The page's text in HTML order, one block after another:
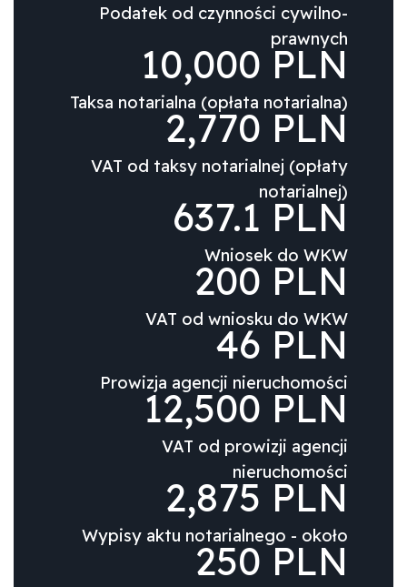
Podatek od czynności cywilno-
prawnych
10,000 PLN
Taksa notarialna (opłata notarialna)
2,770 PLN
VAT od taksy notarialnej (opłaty
notarialnej)
637.1 PLN
Wniosek do WKW
200 PLN
VAT od wniosku do WKW
46 PLN
Prowizja agencji nieruchomości
12,500 PLN
VAT od prowizji agencji
nieruchomości
2,875 PLN
Wypisy aktu notarialnego - około
250 PLN